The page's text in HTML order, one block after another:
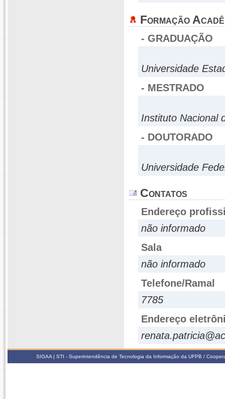
Formação
- GRADUAÇÃO
Universidade
- MESTRADO
Instituto Nacional
- DOUTORADO
Universidade
Contatos
Endereço
não informado
Sala
não informado
Telefone/Ramal
7785
Endereço
SIGAA | STI - Superintendência de Tecnologia da Informação da UFPB /